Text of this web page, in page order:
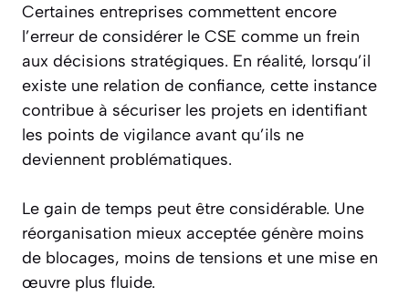
Certaines entreprises commettent encore
l’erreur de considérer le CSE comme un frein
aux décisions stratégiques. En réalité, lorsqu’il
existe une relation de confiance, cette instance
contribue à sécuriser les projets en identifiant
les points de vigilance avant qu’ils ne
deviennent problématiques.
Le gain de temps peut être considérable. Une
réorganisation mieux acceptée génère moins
de blocages, moins de tensions et une mise en
œuvre plus fluide.